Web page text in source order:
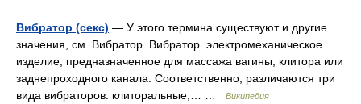
Вибратор (секс) — У этого термина существуют и другие
значения, см. Вибратор. Вибратор электромеханическое
изделие, предназначенное для массажа вагины, клитора или
заднепроходного канала. Соответственно, различаются три
вида вибраторов: клиторальные,… …
Википедия